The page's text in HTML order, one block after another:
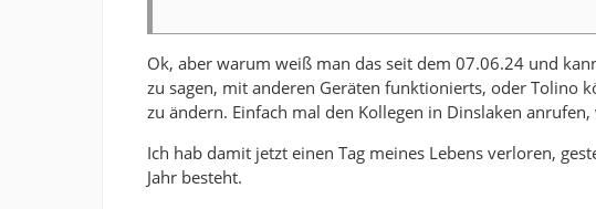
Ok, aber warum weiß man das seit dem 07.06.24 und
zu sagen, mit anderen Geräten funktionierts, oder Tolino
zu ändern. Einfach mal den Kollegen in Dinslaken
Ich hab damit jetzt einen Tag meines Lebens verloren,
Jahr besteht.